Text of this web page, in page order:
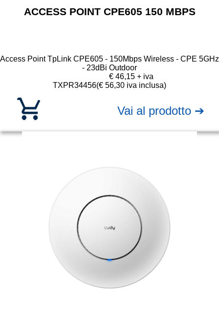
ACCESS POINT CPE605 150 MBPS
Access Point TpLink CPE605 - 150Mbps Wireless - CPE 5GHz
- 23dBi Outdoor
TXPR34456
€ 46,15 + iva
(€ 56,30 iva inclusa)
Vai al prodotto ➔